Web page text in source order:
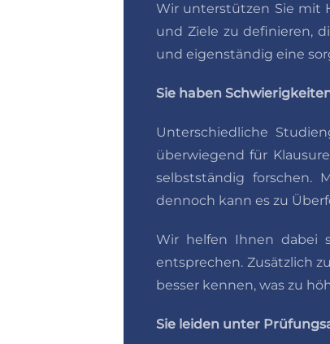
Wir unterstützen Sie mit
und Ziele zu definieren,
und eigenständig eine
Sie haben
Unterschiedliche
überwiegend für
selbstständig forschen.
dennoch kann es zu
Wir helfen Ihnen dabei
entsprechen. Zusätzlich
besser kennen, was zu
Sie leiden unter